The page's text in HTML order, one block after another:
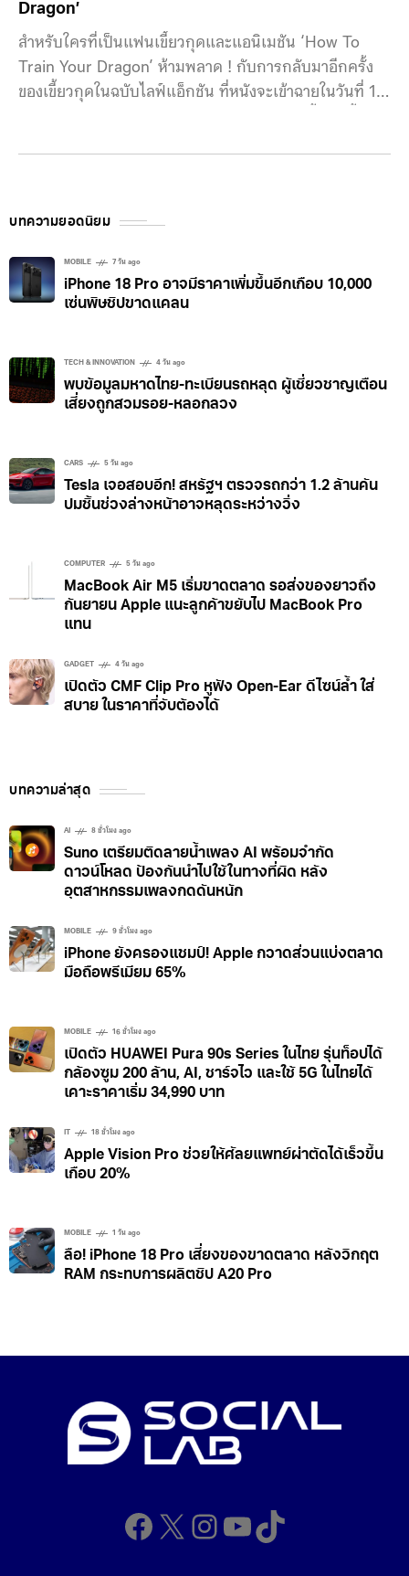
Dragon’
สำหรับใครที่เป็นแฟนเขี้ยวกุดและแอนิเมชัน ‘How To
Train Your Dragon’ ห้ามพลาด ! กับการกลับมาอีกครั้ง
ของเขี้ยวกุดในฉบับไลฟ์แอ็กชัน ที่หนังจะเข้าฉายในวันที่ 11
เปอร์เขี้ยวกุด
บทความยอดนิยม
MOBILE 7 วัน ago
iPhone 18 Pro อาจมีราคาเพิ่มขึ้นอีกเกือบ 10,000
เซ่นพิษชิปขาดแคลน
TECH & INNOVATION 4 วัน ago
พบข้อมูลมหาดไทย-ทะเบียนรถหลุด ผู้เชี่ยวชาญเตือน
เสี่ยงถูกสวมรอย-หลอกลวง
CARS 5 วัน ago
Tesla เจอสอบอีก! สหรัฐฯ ตรวจรถกว่า 1.2 ล้านคัน
ปมชิ้นช่วงล่างหน้าอาจหลุดระหว่างวิ่ง
COMPUTER 5 วัน ago
MacBook Air M5 เริ่มขาดตลาด รอส่งของยาวถึง
กันยายน Apple แนะลูกค้าขยับไป MacBook Pro
แทน
GADGET 4 วัน ago
เปิดตัว CMF Clip Pro หูฟัง Open-Ear ดีไซน์ล้ำ ใส่
สบาย ในราคาที่จับต้องได้
บทความล่าสุด
AI 8 ชั่วโมง ago
Suno เตรียมติดลายน้ำเพลง AI พร้อมจำกัด
ดาวน์โหลด ป้องกันนำไปใช้ในทางที่ผิด หลัง
อุตสาหกรรมเพลงกดดันหนัก
MOBILE 9 ชั่วโมง ago
iPhone ยังครองแชมป์! Apple กวาดส่วนแบ่งตลาด
มือถือพรีเมียม 65%
MOBILE 16 ชั่วโมง ago
เปิดตัว HUAWEI Pura 90s Series ในไทย รุ่นท็อปได้
กล้องซูม 200 ล้าน, AI, ชาร์จไว และใช้ 5G ในไทยได้
เคาะราคาเริ่ม 34,990 บาท
18 ชั่วโมง ago
Apple Vision Pro ช่วยให้ศัลยแพทย์ผ่าตัดได้เร็วขึ้น
เกือบ 20%
MOBILE 1 วัน ago
ลือ! iPhone 18 Pro เสี่ยงของขาดตลาด หลังวิกฤต
RAM กระทบการผลิตชิป A20 Pro
Facebook
X Instagram
YouTube
TikTok